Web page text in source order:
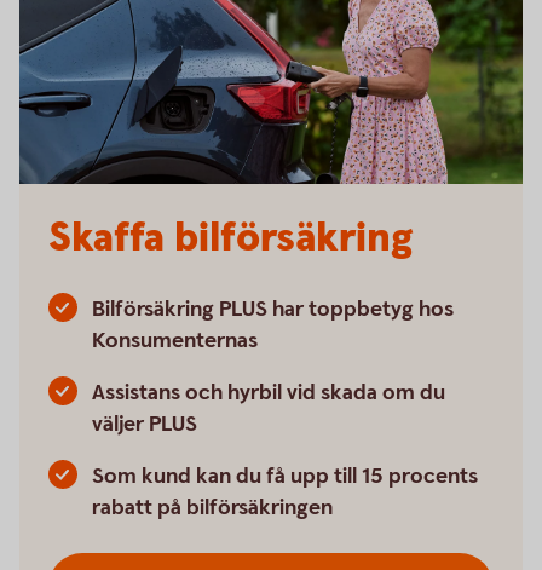
Skaffa bilförsäkring
Bilförsäkring PLUS har toppbetyg hos
Konsumenternas
Assistans och hyrbil vid skada om du
väljer PLUS
Som kund kan du få upp till 15 procents
rabatt på bilförsäkringen